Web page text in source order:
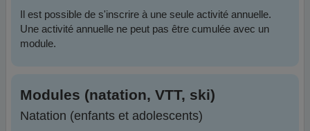
Il est possible de s'inscrire à une seule activité annuelle.
Une activité annuelle ne peut pas être cumulée avec un
module.
Modules (natation, VTT, ski)
Natation (enfants et adolescents)